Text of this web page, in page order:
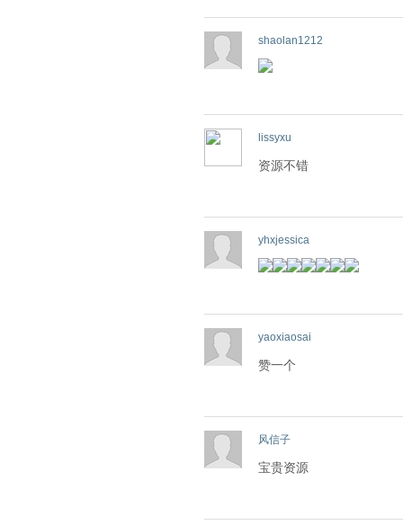
shaolan1212
lissyxu
资源不错
yhxjessica
yaoxiaosai
赞一个
风信子
宝贵资源